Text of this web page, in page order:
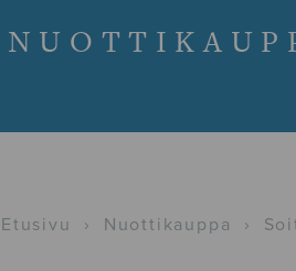
Etusivu › Nuottikauppa ›